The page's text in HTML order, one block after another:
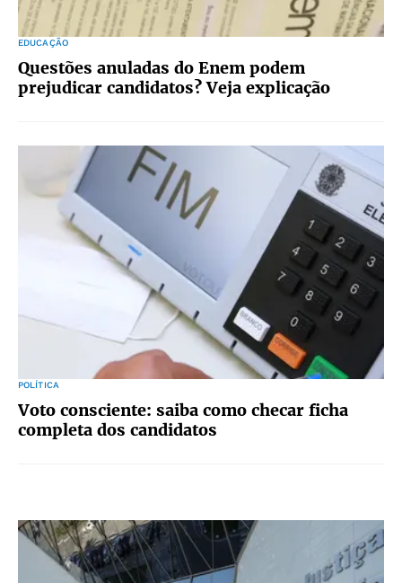
EDUCAÇÃO
Questões anuladas do Enem podem
prejudicar candidatos? Veja explicação
POLÍTICA
Voto consciente: saiba como checar ficha
completa dos candidatos